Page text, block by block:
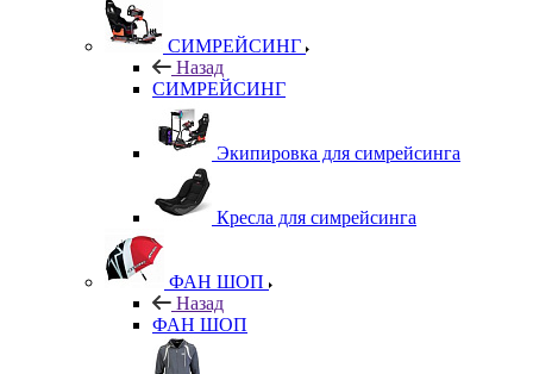
СИМРЕЙСИНГ
Назад
СИМРЕЙСИНГ
Экипировка для симрейсинга
Кресла для симрейсинга
ФАН ШОП
Назад
ФАН ШОП